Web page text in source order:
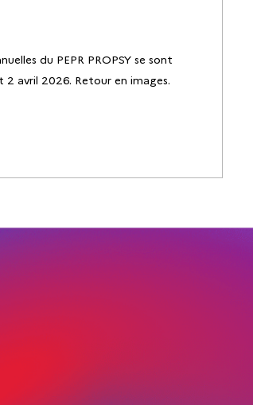
du PEPR PROPSY se sont
2 avril 2026. Retour en images.